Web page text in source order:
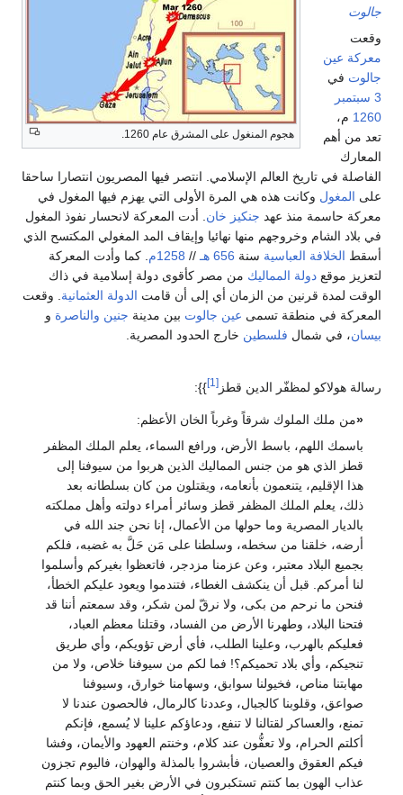
هجوم المنغول على المشرق عام 1260.
جالوت
وقعت
معركة عين
جالوت في
3 سبتمبر
1260 م،
تعد من أهم
المعارك
الفاصلة في تاريخ العالم الإسلامي. انتصر فيها المصريون انتصارا ساحقا
على المغول وكانت هذه هي المرة الأولى التي يهزم فيها المغول في
معركة حاسمة منذ عهد جنكيز خان . أدت المعركة لانحسار نفوذ المغول
في بلاد الشام وخروجهم منها نهائيا وإيقاف المد المغولي المكتسح الذي
أسقط الخلافة العباسية سنة 656 هـ // 1258م
. كما وأدت المعركة
لتعزيز موقع دولة المماليك من مصر كأقوى دولة إسلامية في ذاك
الوقت لمدة قرنين من الزمان أي إلى أن قامت الدولة العثمانية . وقعت
المعركة في منطقة تسمى عين جالوت بين مدينة جنين والناصرة و
بيسان، في شمال فلسطين خارج الحدود المصرية.
رسالة هولاكو لمظفّر الدين قطز [1]
}}:
«من ملك الملوك شرقاً وغرباً الخان الأعظم:
باسمك اللهم، باسط الأرض، ورافع السماء، يعلم الملك المظفر
قطز الذي هو من جنس المماليك الذين هربوا من سيوفنا إلى
هذا الإقليم، يتنعمون بأنعامه، ويقتلون من كان بسلطانه بعد
ذلك، يعلم الملك المظفر قطز وسائر أمراء دولته وأهل مملكته
بالديار المصرية وما حولها من الأعمال، إنا نحن جند الله في
أرضه، خلقنا من سخطه، وسلطنا على مَن حَلَّ به غضبه، فلكم
بجميع البلاد معتبر، وعن عزمنا مزدجر، فاتعظوا بغيركم وأسلموا
لنا أمركم. قبل أن ينكشف الغطاء، فتندموا ويعود عليكم الخطأ،
فنحن ما نرحم من بكى، ولا نرقّ لمن شكر، وقد سمعتم أننا قد
فتحنا البلاد، وطهرنا الأرض من الفساد، وقتلنا معظم العباد،
فعليكم بالهرب، وعلينا الطلب، فأي أرض تؤويكم، وأي طريق
تنجيكم، وأي بلاد تحميكم؟! فما لكم من سيوفنا خلاص، ولا من
مهابتنا مناص، فخيولنا سوابق، وسهامنا خوارق، وسيوفنا
صواعق، وقلوبنا كالجبال، وعددنا كالرمال، فالحصون عندنا لا
تمنع، والعساكر لقتالنا لا تنفع، ودعاؤكم علينا لا يُسمع، فإنكم
أكلتم الحرام، ولا تعفُّون عند كلام، وخنتم العهود والأيمان، وفشا
فيكم العقوق والعصيان، فأبشروا بالمذلة والهوان، فاليوم تجزون
عذاب الهون بما كنتم تستكبرون في الأرض بغير الحق وبما كنتم